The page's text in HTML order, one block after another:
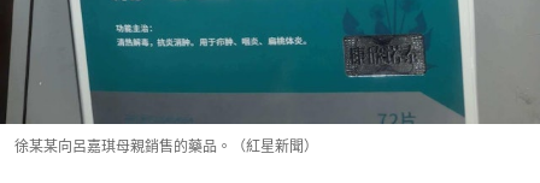
徐某某向呂嘉琪母親銷售的藥品。（紅星新聞）